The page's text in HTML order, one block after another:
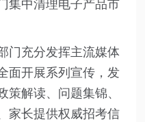
集中清理电子产品市
门充分发挥主流媒体
面开展系列宣传，发
策解读、问题集锦、
家长提供权威招考信